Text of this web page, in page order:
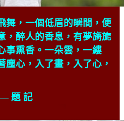
舞，一個低眉的瞬間，便
，醉人的香息，有夢旖旎
事熏香。一朵雲，一縷
塵心，入了畫，入了心，
題 記